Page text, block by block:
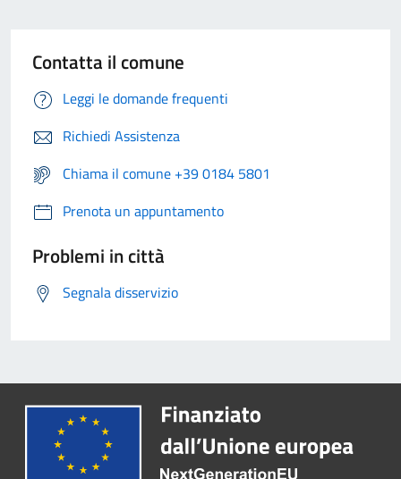
Contatta il comune
Leggi le domande frequenti
Richiedi Assistenza
Chiama il comune +39 0184 5801
Prenota un appuntamento
Problemi in città
Segnala disservizio